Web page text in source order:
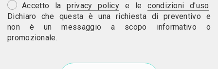
Accetto laprivacy policy e lecondizioni d'uso.
Dichiaro che questa è una richiesta di preventivo e
non è un messaggio a scopo informativo o
promozionale.